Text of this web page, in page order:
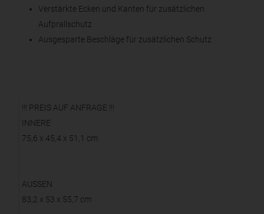
Verstärkte Ecken und Kanten für zusätzlichen
Aufprallschutz
Ausgesparte Beschläge für zusätzlichen Schutz
!!! PREIS AUF ANFRAGE !!!
INNERE
75,6 x 45,4 x 51,1 cm
AUSSEN
83,2 x 53 x 55,7 cm